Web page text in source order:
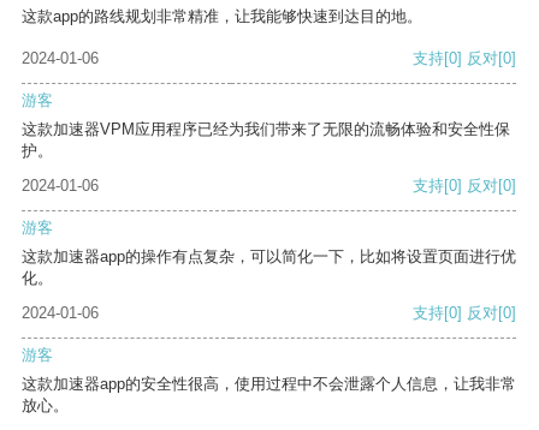
这款app的路线规划非常精准，让我能够快速到达目的地。
2024-01-06 支持[0] 反对[0]
游客
这款加速器VPM应用程序已经为我们带来了无限的流畅体验和安全性保
护。
2024-01-06
支持[0] 反对[0]
游客
这款加速器app的操作有点复杂，可以简化一下，比如将设置页面进行优
化。
2024-01-06
支持[0] 反对[0]
游客
这款加速器app的安全性很高，使用过程中不会泄露个人信息，让我非常
放心。